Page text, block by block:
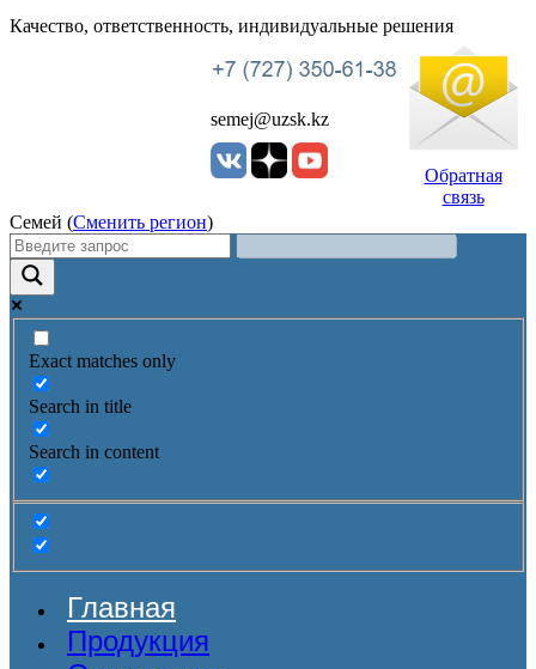
УЗСК Казахстан
Качество, ответственность, индивидуальные решения
semej@uzsk.kz
Обратная
связь
Семей (Сменить регион)
Exact matches only
Search in title
Search in content
Главная
Продукция